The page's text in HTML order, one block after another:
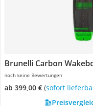
Brunelli Carbon
noch keine Bewertungen
ab 399,00 € ( Sofort